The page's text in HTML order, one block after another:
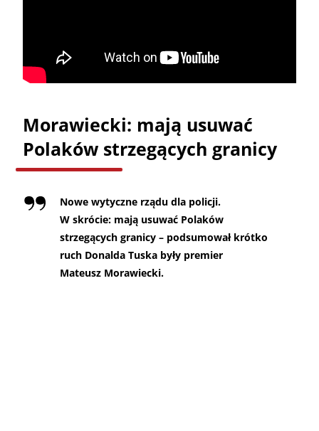
Morawiecki: mają usuwać
Polaków strzegących granicy
Nowe wytyczne rządu dla policji.
W skrócie: mają usuwać Polaków
strzegących granicy – podsumował krótko
ruch Donalda Tuska były premier
Mateusz Morawiecki.